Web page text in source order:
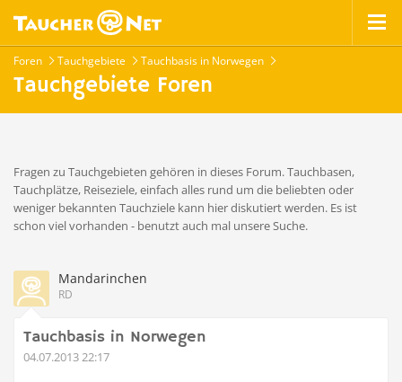
Foren Tauchgebiete Tauchbasis in Norwegen
Tauchgebiete Foren
Fragen zu Tauchgebieten gehören in dieses Forum. Tauchbasen,
Tauchplätze, Reiseziele, einfach alles rund um die beliebten oder
weniger bekannten Tauchziele kann hier diskutiert werden. Es ist
schon viel vorhanden - benutzt auch mal unsere Suche.
Mandarinchen
RD
Tauchbasis in Norwegen
04.07.2013 22:17